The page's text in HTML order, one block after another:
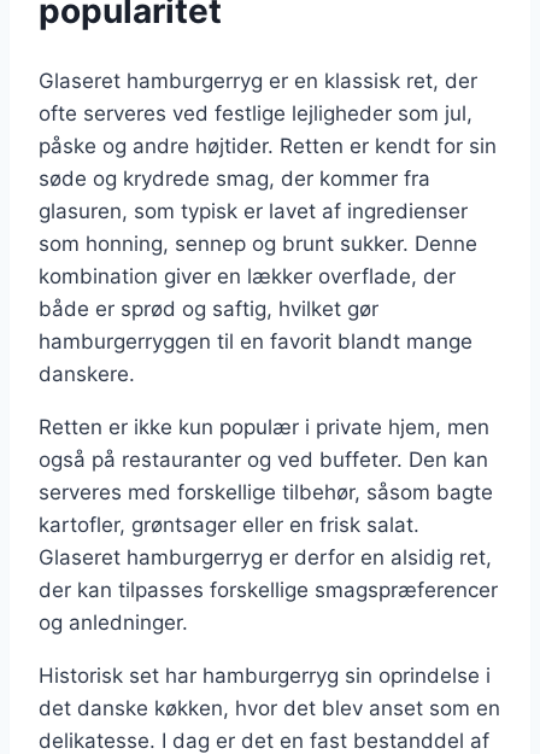
popularitet
Glaseret hamburgerryg er en klassisk ret, der
ofte serveres ved festlige lejligheder som jul,
påske og andre højtider. Retten er kendt for sin
søde og krydrede smag, der kommer fra
glasuren, som typisk er lavet af ingredienser
som honning, sennep og brunt sukker. Denne
kombination giver en lækker overflade, der
både er sprød og saftig, hvilket gør
hamburgerryggen til en favorit blandt mange
danskere.
Retten er ikke kun populær i private hjem, men
også på restauranter og ved buffeter. Den kan
serveres med forskellige tilbehør, såsom bagte
kartofler, grøntsager eller en frisk salat.
Glaseret hamburgerryg er derfor en alsidig ret,
der kan tilpasses forskellige smagspræferencer
og anledninger.
Historisk set har hamburgerryg sin oprindelse i
det danske køkken, hvor det blev anset som en
delikatesse. I dag er det en fast bestanddel af